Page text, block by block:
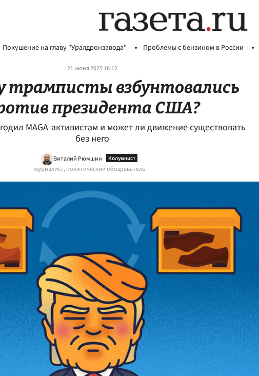
Покушение на главу "Уралдронзавода" Проблемы с бензином в России
21 июня 2025 16:12
трамписты взбунтовались
президента США?
MAGA-активистам и может ли движение существовать
без него
Виталий Рюмшин
журналист, политический обозреватель